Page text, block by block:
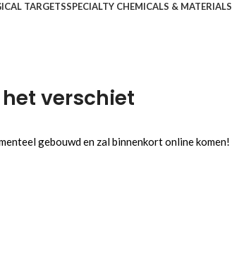
TARGETSSPECIALTY CHEMICALS & MATERIALS
verschiet
gebouwd en zal binnenkort online komen!